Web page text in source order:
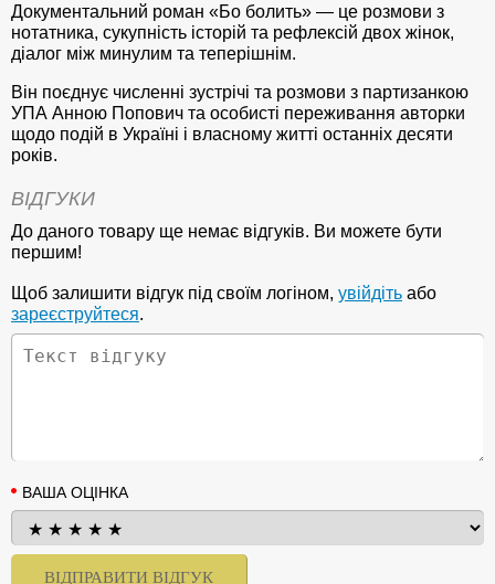
Документальний роман «Бо болить» — це розмови з
нотатника, сукупність історій та рефлексій двох жінок,
діалог між минулим та теперішнім.
Він поєднує численні зустрічі та розмови з партизанкою
УПА Анною Попович та особисті переживання авторки
щодо подій в Україні і власному житті останніх десяти
років.
ВІДГУКИ
До даного товару ще немає відгуків. Ви можете бути
першим!
Щоб залишити відгук під своїм логіном, увійдіть або
зареєструйтеся.
ВАША ОЦІНКА